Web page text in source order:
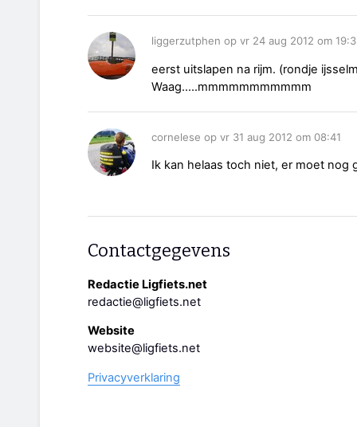
liggerzutphen op vr 24 aug 2012 om
eerst uitslapen na rijm. (rondje
Waag.....mmmmmmmmmmm
cornelese op vr 31 aug 2012 om 08:41
Ik kan helaas toch niet, er moet
Contactgegevens
Redactie Ligfiets.net
redactie@ligfiets.net
Website
website@ligfiets.net
Privacyverklaring